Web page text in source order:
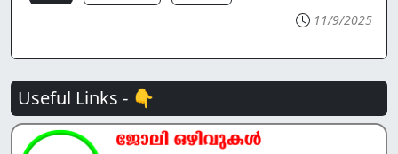
11/9/2025
Useful Links - 👇